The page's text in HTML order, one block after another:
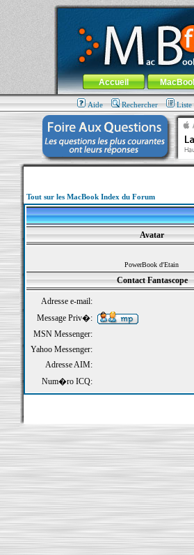
MacBook-fr.com : 100% Apple... 100%
Aller au contenu-Aller au menu
Menu général
Accueil
Aide Rechercher Liste
Tout sur les MacBook Index du Forum
Avatar
PowerBook d'Etain
Contact Fantascope
Adresse e-mail:
Message Priv�:
MSN Messenger:
Yahoo Messenger:
Adresse AIM:
Num�ro ICQ: